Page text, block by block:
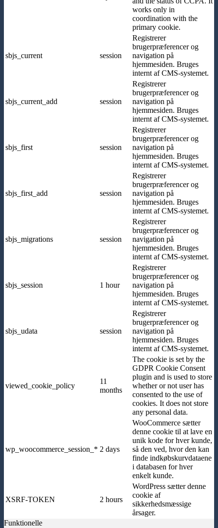
works only in
coordination with the
primary cookie.
sbjs_current session
Registrerer
brugerpræferencer og
navigation på
hjemmesiden. Bruges
internt af CMS-systemet.
sbjs_current_add session
Registrerer
brugerpræferencer og
navigation på
hjemmesiden. Bruges
internt af CMS-systemet.
sbjs_first session
Registrerer
brugerpræferencer og
navigation på
hjemmesiden. Bruges
internt af CMS-systemet.
sbjs_first_add session
Registrerer
brugerpræferencer og
navigation på
hjemmesiden. Bruges
internt af CMS-systemet.
sbjs_migrations session
Registrerer
brugerpræferencer og
navigation på
hjemmesiden. Bruges
internt af CMS-systemet.
sbjs_session 1 hour
Registrerer
brugerpræferencer og
navigation på
hjemmesiden. Bruges
internt af CMS-systemet.
sbjs_udata session
Registrerer
brugerpræferencer og
navigation på
hjemmesiden. Bruges
internt af CMS-systemet.
viewed_cookie_policy
11
months
The cookie is set by the
GDPR Cookie Consent
plugin and is used to store
whether or not user has
consented to the use of
cookies. It does not store
any personal data.
wp_woocommerce_session_* 2 days
WooCommerce sætter
denne cookie til at lave en
unik kode for hver kunde,
så den ved, hvor den kan
finde indkøbskurvdataene
i databasen for hver
enkelt kunde.
XSRF-TOKEN 2 hours
WordPress sætter denne
cookie af
sikkerhedsmæssige
årsager.
Funktionelle